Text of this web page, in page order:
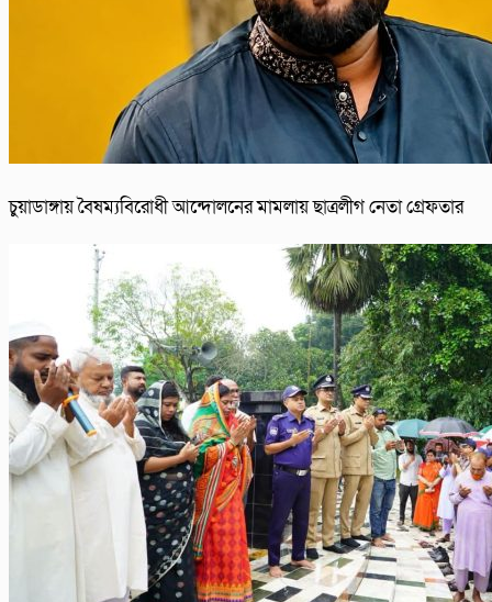
চুয়াডাঙ্গায় বৈষম্যবিরোধী আন্দোলনের মামলায় ছাত্রলীগ নেতা গ্রেফতার